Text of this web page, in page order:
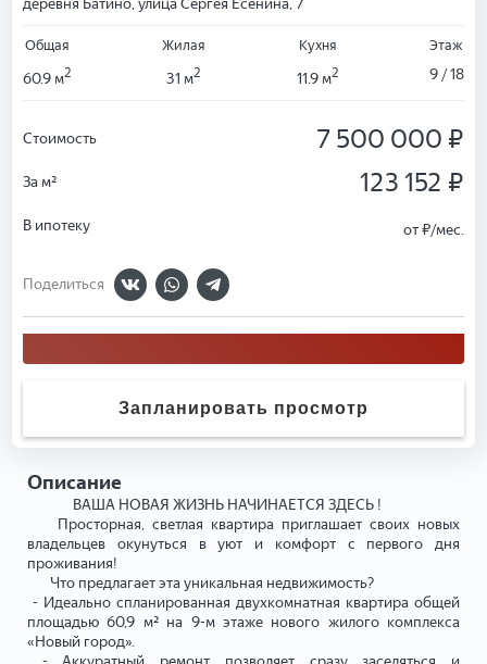
деревня Батино, улица Сергея Есенина, 7
Общая
60.9 м2
Жилая
31 м2
Кухня
11.9 м2
Этаж
9 / 18
Стоимость 7 500 000 ₽
За м² 123 152 ₽
В ипотеку от₽/мес.
Поделиться
Запланировать просмотр
Описание
ВАША НОВАЯ ЖИЗНЬ НАЧИНАЕТСЯ ЗДЕСЬ !
Просторная, светлая квартира приглашает своих новых
владельцев окунуться в уют и комфорт с первого дня
проживания!
Что предлагает эта уникальная недвижимость?
- Идеально спланированная двухкомнатная квартира общей
площадью 60,9 м² на 9-м этаже нового жилого комплекса
«Новый город».